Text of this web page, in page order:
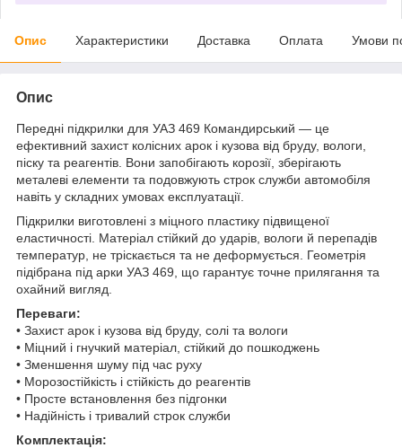
Опис Характеристики Доставка Оплата Умови
Опис
Передні підкрилки для УАЗ 469 Командирський — це
ефективний захист колісних арок і кузова від бруду, вологи,
піску та реагентів. Вони запобігають корозії, зберігають
металеві елементи та подовжують строк служби автомобіля
навіть у складних умовах експлуатації.
Підкрилки виготовлені з міцного пластику підвищеної
еластичності. Матеріал стійкий до ударів, вологи й перепадів
температур, не тріскається та не деформується. Геометрія
підібрана під арки УАЗ 469, що гарантує точне прилягання та
охайний вигляд.
Переваги:
• Захист арок і кузова від бруду, солі та вологи
• Міцний і гнучкий матеріал, стійкий до пошкоджень
• Зменшення шуму під час руху
• Морозостійкість і стійкість до реагентів
• Просте встановлення без підгонки
• Надійність і тривалий строк служби
Комплектація: